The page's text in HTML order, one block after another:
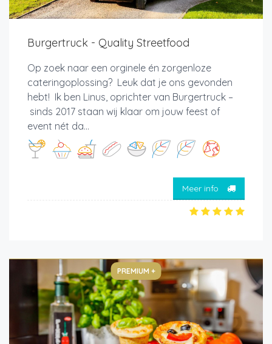
Burgertruck - Quality Streetfood
Op zoek naar een orginele én zorgenloze
cateringoplossing? Leuk dat je ons gevonden
hebt! Ik ben Linus, oprichter van Burgertruck –
sinds 2017 staan wij klaar om jouw feest of
event nét da...
Meer info
PREMIUM +